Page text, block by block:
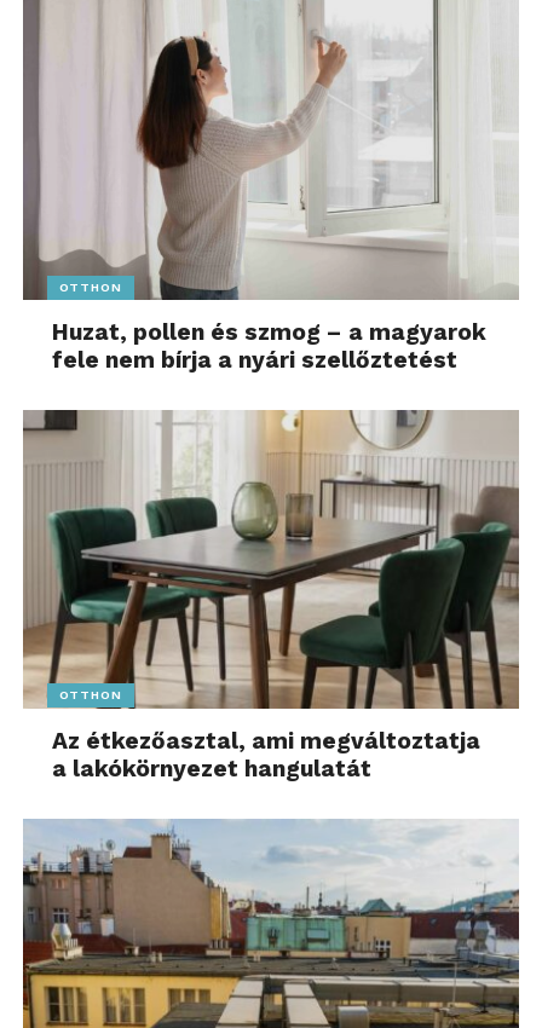
OTTHON
Huzat, pollen és szmog – a magyarok
fele nem bírja a nyári szellőztetést
OTTHON
Az étkezőasztal, ami megváltoztatja
a lakókörnyezet hangulatát